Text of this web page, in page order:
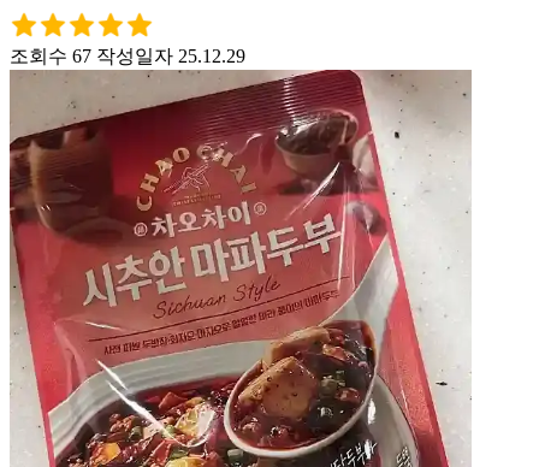
조회수 67 작성일자 25.12.29